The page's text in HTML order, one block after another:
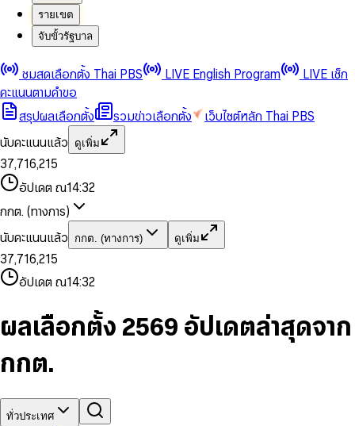
รายเขต
จับขั้วรัฐบาล
ชมสดเลือกตั้ง Thai PBS LIVE English Program
LIVE เช็ก
คะแนนตามคำขอ
สรุปผลเลือกตั้ง
รวมข่าวเลือกตั้ง
เว็บไซต์หลัก Thai PBS
นับคะแนนแล้ว
ดูเพิ่ม
0
1
2
3
4
5
6
8
9
0
1
2
3
4
5
6
7
8
9
,
0
1
2
4
6
7
8
9
0
1
2
3
4
5
6
7
8
9
0
1
3
5
6
7
8
9
,
1
2
4
5
7
8
9
0
1
3
4
6
7
8
9
0
2
3
4
5
7
8
อัปเดต ณ14:32
กกต. (ทางการ)
นับคะแนนแล้ว
กกต. (ทางการ) ดูเพิ่ม
0
1
2
3
4
5
7
8
0
1
2
4
5
6
7
8
9
,
0
1
2
4
6
7
8
9
0
1
2
3
5
6
8
9
0
1
3
5
6
7
8
,
1
2
4
6
7
9
0
1
3
5
6
8
9
0
2
3
4
5
7
9
อัปเดต ณ14:32
ผลเลือกตั้ง 2569 อัปเดตล่าสุดจาก
กกต.
ทั่วประเทศ